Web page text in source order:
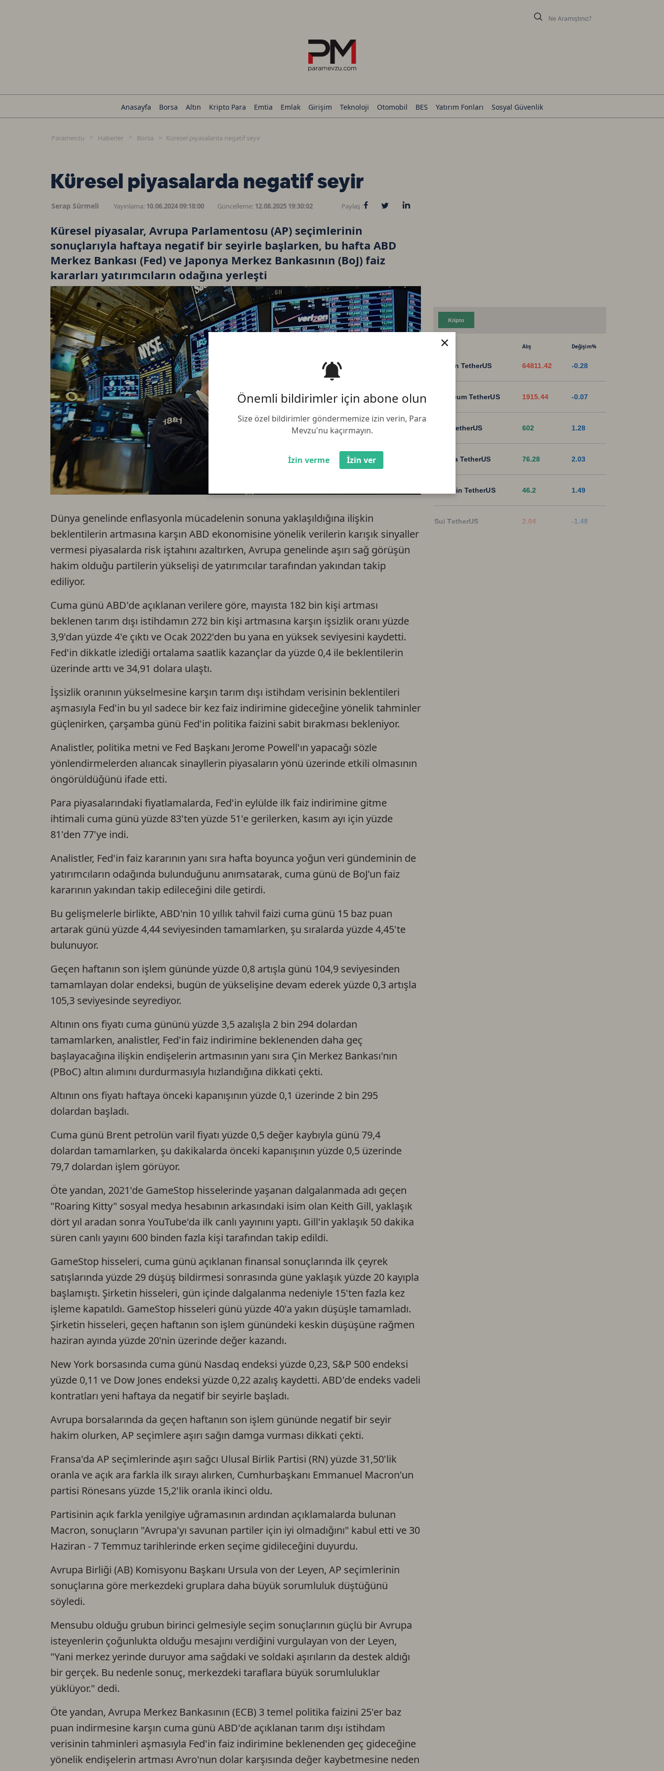
Önemli bildirimler için abone olun
Size özel bildirimler göndermemize izin verin, Para
Mevzu'nu kaçırmayın.
İzin verme İzin ver
×
Anasayfa Borsa Altın Kripto Para Emtia Emlak Girişim Teknoloji Otomobil BES Yatırım Fonları Sosyal Güvenlik
Paramevzu Haberler Borsa Küresel piyasalarda negatif seyir
Küresel piyasalarda negatif seyir
Serap Sürmeli Yayınlama: 10.06.2024 09:18:00 Güncelleme: 12.08.2025 19:30:02 Paylaş :
Küresel piyasalar, Avrupa Parlamentosu (AP) seçimlerinin
sonuçlarıyla haftaya negatif bir seyirle başlarken, bu hafta ABD
Merkez Bankası (Fed) ve Japonya Merkez Bankasının (BoJ) faiz
kararları yatırımcıların odağına yerleşti
Dünya genelinde enflasyonla mücadelenin sonuna yaklaşıldığına ilişkin
beklentilerin artmasına karşın ABD ekonomisine yönelik verilerin karışık sinyaller
vermesi piyasalarda risk iştahını azaltırken, Avrupa genelinde aşırı sağ görüşün
hakim olduğu partilerin yükselişi de yatırımcılar tarafından yakından takip
ediliyor.
Cuma günü ABD'de açıklanan verilere göre, mayısta 182 bin kişi artması
beklenen tarım dışı istihdamın 272 bin kişi artmasına karşın işsizlik oranı yüzde
3,9'dan yüzde 4'e çıktı ve Ocak 2022'den bu yana en yüksek seviyesini kaydetti.
Fed'in dikkatle izlediği ortalama saatlik kazançlar da yüzde 0,4 ile beklentilerin
üzerinde arttı ve 34,91 dolara ulaştı.
İşsizlik oranının yükselmesine karşın tarım dışı istihdam verisinin beklentileri
aşmasıyla Fed'in bu yıl sadece bir kez faiz indirimine gideceğine yönelik tahminler
güçlenirken, çarşamba günü Fed'in politika faizini sabit bırakması bekleniyor.
Analistler, politika metni ve Fed Başkanı Jerome Powell'ın yapacağı sözle
yönlendirmelerden alıancak sinayllerin piyasaların yönü üzerinde etkili olmasının
öngörüldüğünü ifade etti.
Para piyasalarındaki fiyatlamalarda, Fed'in eylülde ilk faiz indirimine gitme
ihtimali cuma günü yüzde 83'ten yüzde 51'e gerilerken, kasım ayı için yüzde
81'den 77'ye indi.
Analistler, Fed'in faiz kararının yanı sıra hafta boyunca yoğun veri gündeminin de
yatırımcıların odağında bulunduğunu anımsatarak, cuma günü de BoJ'un faiz
kararının yakından takip edileceğini dile getirdi.
Bu gelişmelerle birlikte, ABD'nin 10 yıllık tahvil faizi cuma günü 15 baz puan
artarak günü yüzde 4,44 seviyesinden tamamlarken, şu sıralarda yüzde 4,45'te
bulunuyor.
Geçen haftanın son işlem gününde yüzde 0,8 artışla günü 104,9 seviyesinden
tamamlayan dolar endeksi, bugün de yükselişine devam ederek yüzde 0,3 artışla
105,3 seviyesinde seyrediyor.
Altının ons fiyatı cuma gününü yüzde 3,5 azalışla 2 bin 294 dolardan
tamamlarken, analistler, Fed'in faiz indirimine beklenenden daha geç
başlayacağına ilişkin endişelerin artmasının yanı sıra Çin Merkez Bankası'nın
(PBoC) altın alımını durdurmasıyla hızlandığına dikkati çekti.
Altının ons fiyatı haftaya önceki kapanışının yüzde 0,1 üzerinde 2 bin 295
dolardan başladı.
Cuma günü Brent petrolün varil fiyatı yüzde 0,5 değer kaybıyla günü 79,4
dolardan tamamlarken, şu dakikalarda önceki kapanışının yüzde 0,5 üzerinde
79,7 dolardan işlem görüyor.
Öte yandan, 2021'de GameStop hisselerinde yaşanan dalgalanmada adı geçen
"Roaring Kitty" sosyal medya hesabının arkasındaki isim olan Keith Gill, yaklaşık
dört yıl aradan sonra YouTube'da ilk canlı yayınını yaptı. Gill'in yaklaşık 50 dakika
süren canlı yayını 600 binden fazla kişi tarafından takip edildi.
GameStop hisseleri, cuma günü açıklanan finansal sonuçlarında ilk çeyrek
satışlarında yüzde 29 düşüş bildirmesi sonrasında güne yaklaşık yüzde 20 kayıpla
başlamıştı. Şirketin hisseleri, gün içinde dalgalanma nedeniyle 15'ten fazla kez
işleme kapatıldı. GameStop hisseleri günü yüzde 40'a yakın düşüşle tamamladı.
Şirketin hisseleri, geçen haftanın son işlem günündeki keskin düşüşüne rağmen
haziran ayında yüzde 20'nin üzerinde değer kazandı.
New York borsasında cuma günü Nasdaq endeksi yüzde 0,23, S&P 500 endeksi
yüzde 0,11 ve Dow Jones endeksi yüzde 0,22 azalış kaydetti. ABD'de endeks vadeli
kontratları yeni haftaya da negatif bir seyirle başladı.
Avrupa borsalarında da geçen haftanın son işlem gününde negatif bir seyir
hakim olurken, AP seçimlere aşırı sağın damga vurması dikkati çekti.
Fransa'da AP seçimlerinde aşırı sağcı Ulusal Birlik Partisi (RN) yüzde 31,50'lik
oranla ve açık ara farkla ilk sırayı alırken, Cumhurbaşkanı Emmanuel Macron'un
partisi Rönesans yüzde 15,2'lik oranla ikinci oldu.
Partisinin açık farkla yenilgiye uğramasının ardından açıklamalarda bulunan
Macron, sonuçların "Avrupa'yı savunan partiler için iyi olmadığını" kabul etti ve 30
Haziran - 7 Temmuz tarihlerinde erken seçime gidileceğini duyurdu.
Avrupa Birliği (AB) Komisyonu Başkanı Ursula von der Leyen, AP seçimlerinin
sonuçlarına göre merkezdeki gruplara daha büyük sorumluluk düştüğünü
söyledi.
Mensubu olduğu grubun birinci gelmesiyle seçim sonuçlarının güçlü bir Avrupa
isteyenlerin çoğunlukta olduğu mesajını verdiğini vurgulayan von der Leyen,
"Yani merkez yerinde duruyor ama sağdaki ve soldaki aşırıların da destek aldığı
bir gerçek. Bu nedenle sonuç, merkezdeki taraflara büyük sorumluluklar
yüklüyor." dedi.
Öte yandan, Avrupa Merkez Bankasının (ECB) 3 temel politika faizini 25'er baz
puan indirmesine karşın cuma günü ABD'de açıklanan tarım dışı istihdam
verisinin tahminleri aşmasıyla Fed'in faiz indirimine beklenenden geç gideceğine
yönelik endişelerin artması Avro'nun dolar karşısında değer kaybetmesine neden
Kripto
Alış Değişim%
Bitcoin TetherUS 64811.42 -0.28
Ethereum TetherUS 1915.44 -0.07
BNB TetherUS 602 1.28
Solana TetherUS 76.28 2.03
Litecoin TetherUS 46.2 1.49
Sui TetherUS 2.04 -1.48